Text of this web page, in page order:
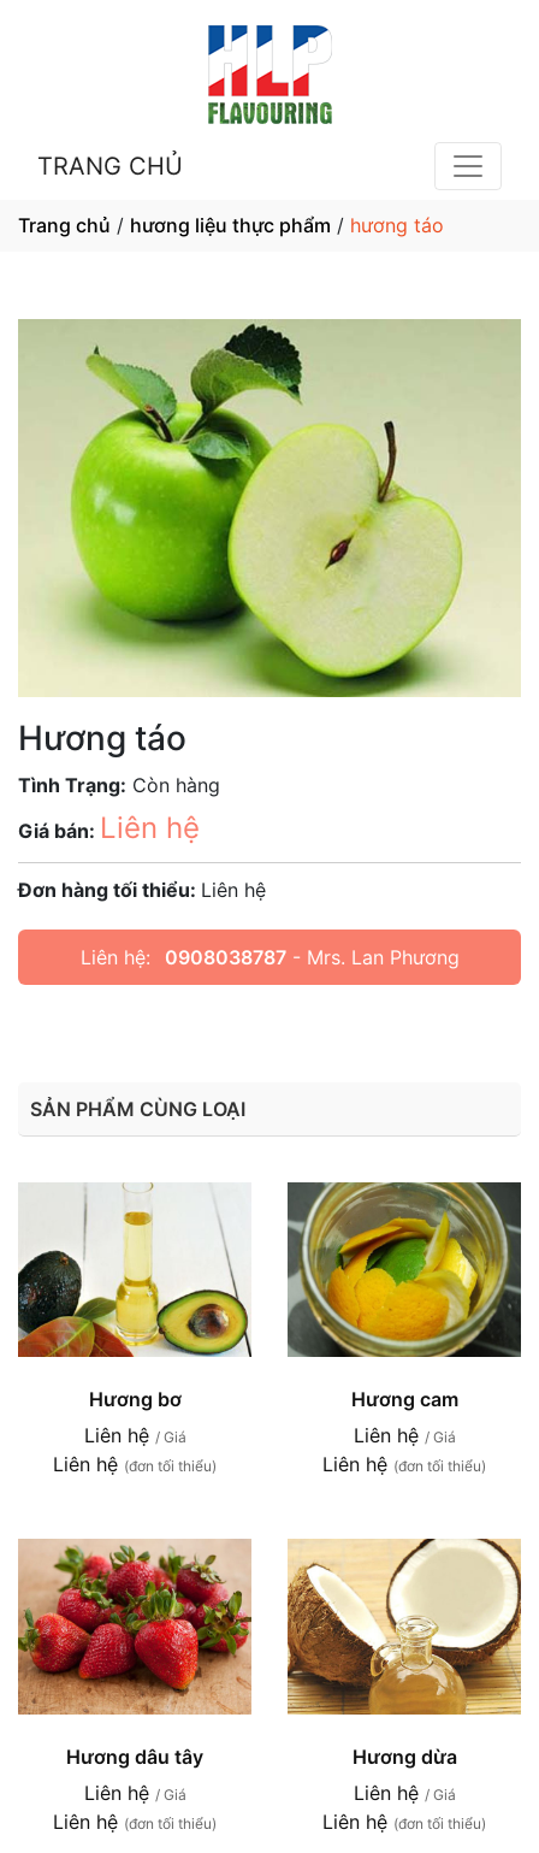
TRANG CHỦ
Trang chủ / hương liệu thực phẩm / hương táo
Hương táo
Tình Trạng: Còn hàng
Giá bán: Liên hệ
Đơn hàng tối thiểu: Liên hệ
Liên hệ: 0908038787- Mrs. Lan Phương
SẢN PHẨM CÙNG LOẠI
Hương bơ
Liên hệ / Giá
Liên hệ (đơn tối thiểu)
Hương cam
Liên hệ / Giá
Liên hệ (đơn tối thiểu)
Hương dâu tây
Liên hệ / Giá
Liên hệ (đơn tối thiểu)
Hương dừa
Liên hệ / Giá
Liên hệ (đơn tối thiểu)